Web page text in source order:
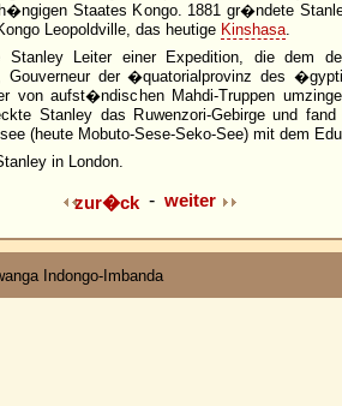
Staates Kongo. 1881 gr�ndete
Leopoldville, das heutige Kinshasa.
Stanley Leiter einer Expedition, die dem
Gouverneur der �quatorialprovinz des
von aufst�ndischen Mahdi-Truppen
Stanley das Ruwenzori-Gebirge und
(heute Mobuto-Sese-Seko-See) mit dem
in London.
zur�ck - weiter
Indongo-Imbanda